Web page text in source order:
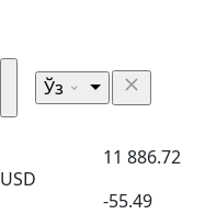
Ўз
USD
11 886.72
-55.49